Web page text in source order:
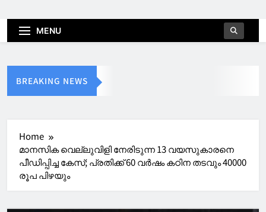
MENU
BREAKING NEWS
Home
മാനസിക വെല്ലുവിളി നേരിടുന്ന 13 വയസുകാരനെ
പീഡിപ്പിച്ച കേസ്; പ്രതിക്ക് 60 വർഷം കഠിന തടവും 40000
രൂപ പിഴയും